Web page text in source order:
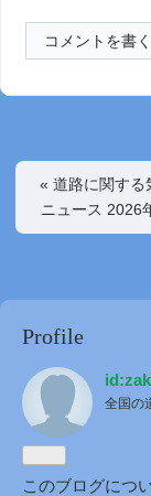
コメントを書く
«道路に関する
ニュース 2026
Profile
全国の
このブログにつ